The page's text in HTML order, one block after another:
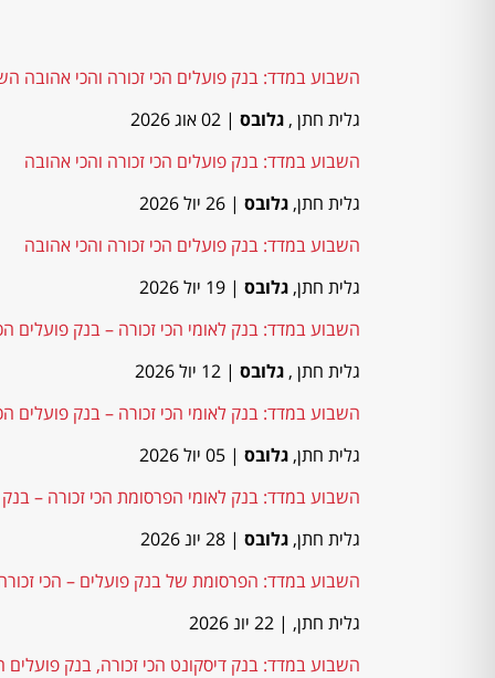
השבוע במדד: בנק פועלים הכי זכורה והכי אהובה
גלית חתן , גלובס | 02 אוג 2026
השבוע במדד: בנק פועלים הכי זכורה והכי אהובה
גלית חתן, גלובס | 26 יול 2026
השבוע במדד: בנק פועלים הכי זכורה והכי אהובה
גלית חתן, גלובס | 19 יול 2026
השבוע במדד: בנק לאומי הכי זכורה – בנק פועלים
גלית חתן , גלובס | 12 יול 2026
השבוע במדד: בנק לאומי הכי זכורה – בנק פועלים
גלית חתן, גלובס | 05 יול 2026
השבוע במדד: בנק לאומי הפרסומת הכי זכורה –
גלית חתן, גלובס | 28 יונ 2026
השבוע במדד: הפרסומת של בנק פועלים – הכי
גלית חתן, | 22 יונ 2026
השבוע במדד: בנק דיסקונט הכי זכורה, בנק פועלים